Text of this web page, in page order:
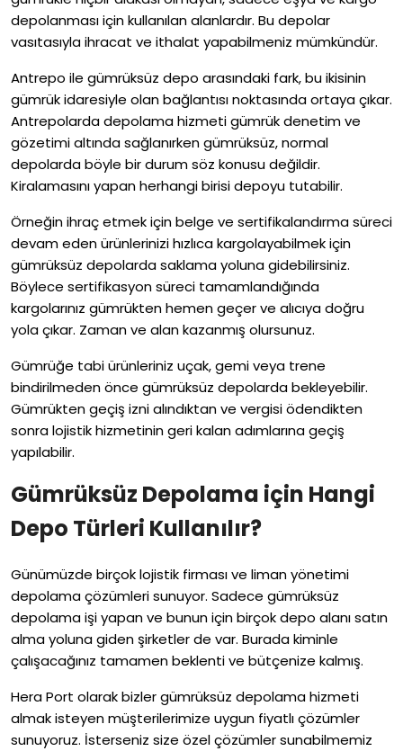
depolanması için kullanılan alanlardır. Bu depolar
vasıtasıyla ihracat ve ithalat yapabilmeniz mümkündür.
Antrepo ile gümrüksüz depo arasındaki fark, bu ikisinin
gümrük idaresiyle olan bağlantısı noktasında ortaya çıkar.
Antrepolarda depolama hizmeti gümrük denetim ve
gözetimi altında sağlanırken gümrüksüz, normal
depolarda böyle bir durum söz konusu değildir.
Kiralamasını yapan herhangi birisi depoyu tutabilir.
Örneğin ihraç etmek için belge ve sertifikalandırma süreci
devam eden ürünlerinizi hızlıca kargolayabilmek için
gümrüksüz depolarda saklama yoluna gidebilirsiniz.
Böylece sertifikasyon süreci tamamlandığında
kargolarınız gümrükten hemen geçer ve alıcıya doğru
yola çıkar. Zaman ve alan kazanmış olursunuz.
Gümrüğe tabi ürünleriniz uçak, gemi veya trene
bindirilmeden önce gümrüksüz depolarda bekleyebilir.
Gümrükten geçiş izni alındıktan ve vergisi ödendikten
sonra lojistik hizmetinin geri kalan adımlarına geçiş
yapılabilir.
Gümrüksüz Depolama için Hangi
Depo Türleri Kullanılır?
Günümüzde birçok lojistik firması ve liman yönetimi
depolama çözümleri sunuyor. Sadece gümrüksüz
depolama işi yapan ve bunun için birçok depo alanı satın
alma yoluna giden şirketler de var. Burada kiminle
çalışacağınız tamamen beklenti ve bütçenize kalmış.
Hera Port olarak bizler gümrüksüz depolama hizmeti
almak isteyen müşterilerimize uygun fiyatlı çözümler
sunuyoruz. İsterseniz size özel çözümler sunabilmemiz